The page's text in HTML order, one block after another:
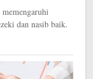
dan nasib baik.